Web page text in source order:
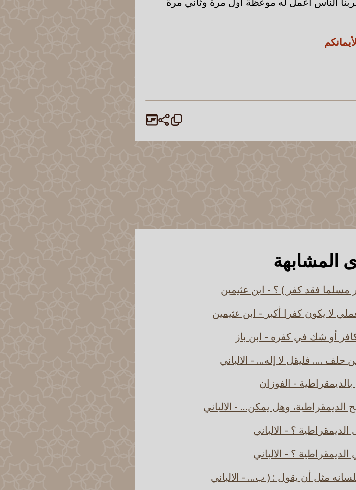
المشابهة
فقد كفر ) ؟ - ابن عثيمين
لا يكون كفرا أكبر - ابن عثيمين
أو شك في كفره - ابن باز
.... فليقل لا إله... - الالباني
- الفوزان
وهل يمكن... - الالباني
؟ - الالباني
؟ - الالباني
مثل أن يقول : ( ب... - الالباني